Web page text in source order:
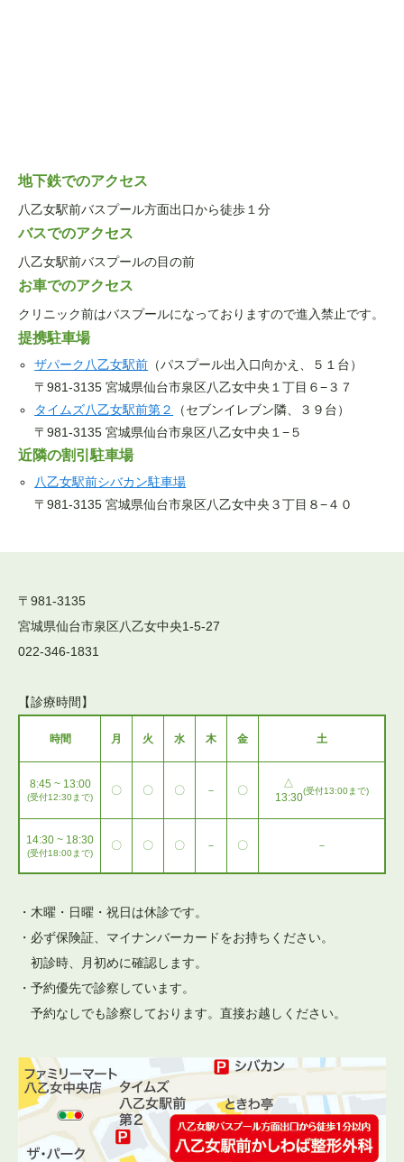
地下鉄でのアクセス
八乙女駅前バスプール方面出口から徒歩１分
バスでのアクセス
八乙女駅前バスプールの目の前
お車でのアクセス
クリニック前はバスプールになっておりますので進入禁止です。
提携駐車場
ザパーク八乙女駅前 （パスプール出入口向かえ、５１台）
〒981-3135 宮城県仙台市泉区八乙女中央１丁目６−３７
タイムズ八乙女駅前第２
（セブンイレブン隣、３９台）
〒981-3135 宮城県仙台市泉区八乙女中央１−５
近隣の割引駐車場
八乙女駅前シバカン駐車場
〒981-3135 宮城県仙台市泉区八乙女中央３丁目８−４０
〒981-3135
宮城県仙台市泉区八乙女中央1-5-27
022-346-1831
【診療時間】
時間 月 火 水 木 金 土
8:45 ~ 13:00
(受付12:30まで)
〇 〇 〇 － 〇
△
13:30
(受付13:00まで)
14:30 ~ 18:30
(受付18:00まで)
〇 〇 〇 － 〇 －
・木曜・日曜・祝日は休診です。
・必ず保険証、マイナンバーカードをお持ちください。
初診時、月初めに確認します。
・予約優先で診察しています。
予約なしでも診察しております。直接お越しください。